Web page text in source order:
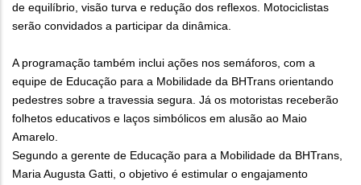
de equilíbrio, visão turva e redução dos reflexos. Motociclistas
serão convidados a participar da dinâmica.
A programação também inclui ações nos semáforos, com a
equipe de Educação para a Mobilidade da BHTrans orientando
pedestres sobre a travessia segura. Já os motoristas receberão
folhetos educativos e laços simbólicos em alusão ao Maio
Amarelo.
Segundo a gerente de Educação para a Mobilidade da BHTrans,
Maria Augusta Gatti, o objetivo é estimular o engajamento